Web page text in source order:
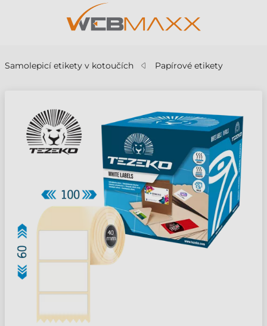
Samolepicí etikety v kotoučích Papírové etikety